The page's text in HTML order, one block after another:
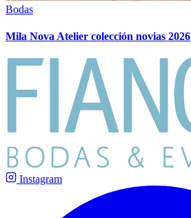
Bodas
Mila Nova Atelier colección novias 2026
Instagram